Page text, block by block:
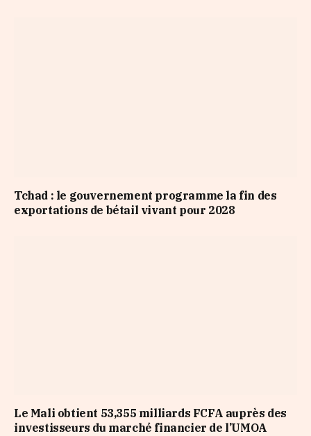
Tchad : le gouvernement programme la fin des
exportations de bétail vivant pour 2028
Le Mali obtient 53,355 milliards FCFA auprès des
investisseurs du marché financier de l’UMOA